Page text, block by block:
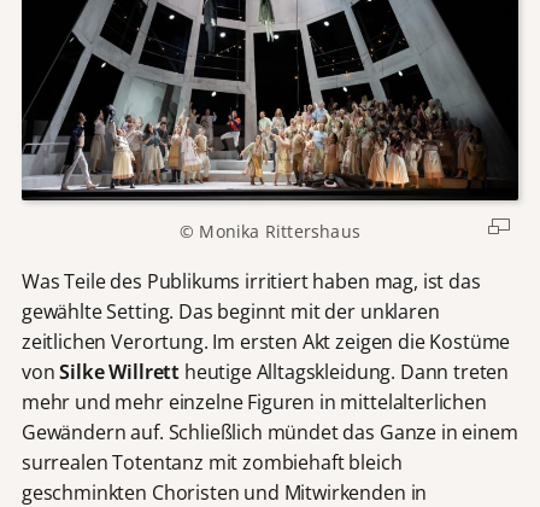
© Monika Rittershaus
Was Teile des Publikums irritiert haben mag, ist das
gewählte Setting. Das beginnt mit der unklaren
zeitlichen Verortung. Im ersten Akt zeigen die Kostüme
vonSilke Willrett heutige Alltagskleidung. Dann treten
mehr und mehr einzelne Figuren in mittelalterlichen
Gewändern auf. Schließlich mündet das Ganze in einem
surrealen Totentanz mit zombiehaft bleich
geschminkten Choristen und Mitwirkenden in